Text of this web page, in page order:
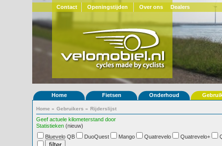
Contact Openingstijden Over ons Dealers
Home Fietsen Onderhoud
Home » Gebruikers » Rijderslijst
Geef actuele kilometerstand door
Statistieken (nieuw)
Bluevelo QB
DuoQuest Mango Quatrevelo Quatrevelo+